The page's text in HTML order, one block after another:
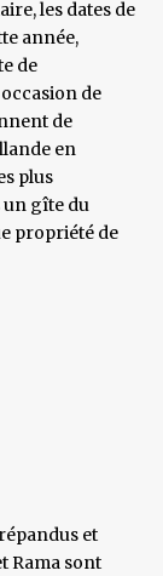
les dates de
année,
de
de
de
en
plus
un gîte du
propriété de
et
Rama sont